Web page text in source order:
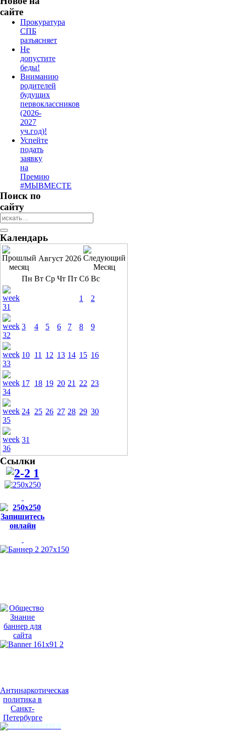
сайте
Прокуратура
СПБ
разъясняет
Не
допустите
беды!
Вниманию
родителей
будущих
первоклассников
(2026-
2027
уч.год)!
Успейте
подать
заявку
на
Премию
#МЫВМЕСТЕ
Поиск по
сайту
Календарь
Август 2026
Пн Вт Ср Чт Пт Сб Вс
1 2
3 4 5 6 7 8 9
10 11 12 13 14 15 16
17 18 19 20 21 22 23
24 25 26 27 28 29 30
31
Ссылки
Антинаркотическая
политика в
Санкт-
Петербурге